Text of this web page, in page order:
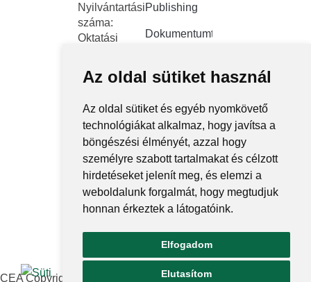
Az oldal sütiket használ
Az oldal sütiket és egyéb nyomkövető
technológiákat alkalmaz, hogy javítsa a
böngészési élményét, azzal hogy
személyre szabott tartalmakat és célzott
hirdetéseket jelenít meg, és elemzi a
weboldalunk forgalmát, hogy megtudjuk
honnan érkeztek a látogatóink.
Elfogadom
Elutasítom
Nyilvántartási
száma:
Oktatási
FNYF/419-
4/2023
Székhely:
1122
Budapest,
Városmajor
utca 12-14.
Publishing
Dokumentumtár
Közérdekű
Közadatkereső
rendszer
Központi
elektronikus
jegyzék
Közadatportál
Ugrás az
CEA Copyright © 2026 | Minden jog fenntartva